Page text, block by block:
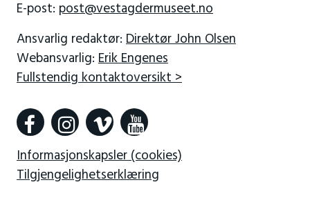
E-post: post@vestagdermuseet.no
Ansvarlig redaktør: Direktør John Olsen
Webansvarlig: Erik Engenes
Fullstendig kontaktoversikt >
Informasjonskapsler (cookies)
Tilgjengelighetserklæring